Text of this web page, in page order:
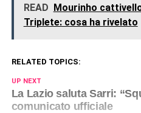
READ Mourinho
Triplete: cosa ha rivelato
RELATED TOPICS:
UP NEXT
La Lazio saluta Sarri:
comunicato ufficiale